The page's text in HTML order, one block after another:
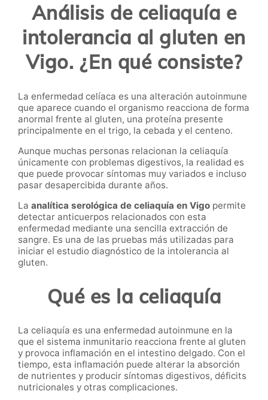
Análisis de celiaquía e
intolerancia al gluten en
Vigo. ¿En qué consiste?
La enfermedad celíaca es una alteración autoinmune
que aparece cuando el organismo reacciona de forma
anormal frente al gluten, una proteína presente
principalmente en el trigo, la cebada y el centeno.
Aunque muchas personas relacionan la celiaquía
únicamente con problemas digestivos, la realidad es
que puede provocar síntomas muy variados e incluso
pasar desapercibida durante años.
La analítica serológica de celiaquía en Vigo permite
detectar anticuerpos relacionados con esta
enfermedad mediante una sencilla extracción de
sangre. Es una de las pruebas más utilizadas para
iniciar el estudio diagnóstico de la intolerancia al
gluten.
Qué es la celiaquía
La celiaquía es una enfermedad autoinmune en la
que el sistema inmunitario reacciona frente al gluten
y provoca inflamación en el intestino delgado. Con el
tiempo, esta inflamación puede alterar la absorción
de nutrientes y producir síntomas digestivos, déficits
nutricionales y otras complicaciones.